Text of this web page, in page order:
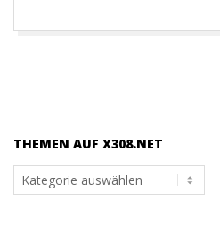
THEMEN AUF X308.NET
Themen
auf